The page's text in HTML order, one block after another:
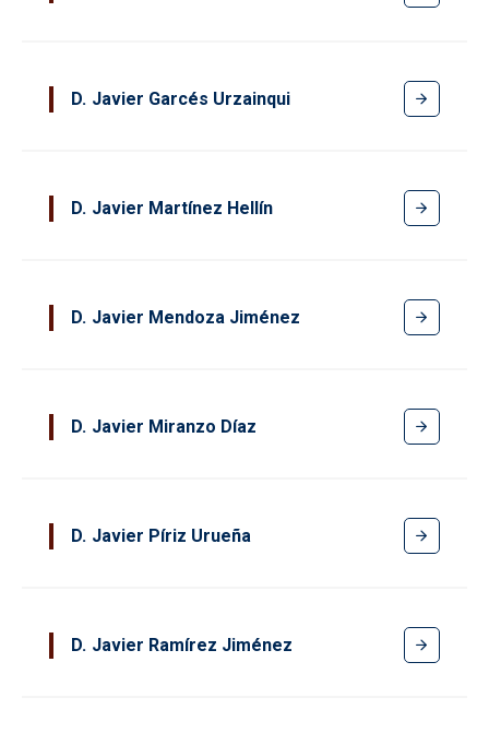
D Javier Garcés Urzainqui
D Javier Martínez Hellín
D Javier Mendoza Jiménez
D Javier Miranzo Díaz
D Javier Píriz Urueña
D Javier Ramírez Jiménez